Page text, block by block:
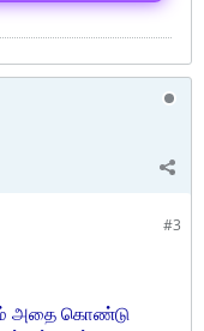
#3
அதை கொண்டு